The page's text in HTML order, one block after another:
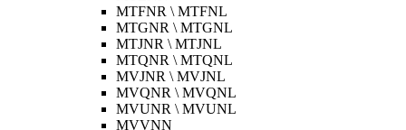
MTFNR \ MTFNL
MTGNR \ MTGNL
MTJNR \ MTJNL
MTQNR \ MTQNL
MVJNR \ MVJNL
MVQNR \ MVQNL
MVUNR \ MVUNL
MVVNN